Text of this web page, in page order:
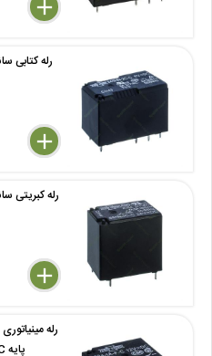
delete
remove
add
delete
remove
add
delete
remove
add
پایه SONG CHUAN 834-1A-F-C